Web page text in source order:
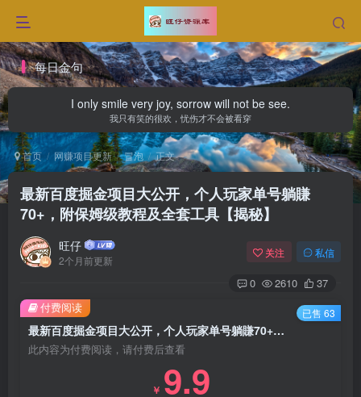
每日金句
I only smile very joy, sorrow will not be see.
我只有笑的很欢，忧伤才不会被看穿
首页 网赚项目更新 冒泡 正文
最新百度掘金项目大公开，个人玩家单号躺賺
70+，附保姆级教程及全套工具【揭秘】
旺仔
2个月前更新
关注 私信
0 2610 37
最新百度掘金项目大公开，个人玩家单号躺賺70+，附保姆级教程及全套工具【揭秘】
此内容为付费阅读，请付费后查看
￥ 9.9
付费阅读 已售 63